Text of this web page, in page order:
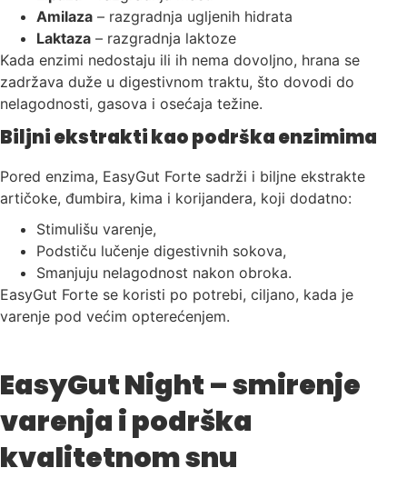
Amilaza – razgradnja ugljenih hidrata
Laktaza – razgradnja laktoze
Kada enzimi nedostaju ili ih nema dovoljno, hrana se
zadržava duže u digestivnom traktu, što dovodi do
nelagodnosti, gasova i osećaja težine.
Biljni ekstrakti kao podrška enzimima
Pored enzima, EasyGut Forte sadrži i biljne ekstrakte
artičoke, đumbira, kima i korijandera, koji dodatno:
Stimulišu varenje,
Podstiču lučenje digestivnih sokova,
Smanjuju nelagodnost nakon obroka.
EasyGut Forte se koristi po potrebi, ciljano, kada je
varenje pod većim opterećenjem.
EasyGut Night – smirenje
varenja i podrška
kvalitetnom snu